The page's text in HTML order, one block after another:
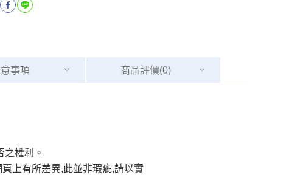
事項 商品評價(0)
之權利。
上有所差異,此並非瑕疵,請以實
官方Line客服」來信確
只顯示附上圖片